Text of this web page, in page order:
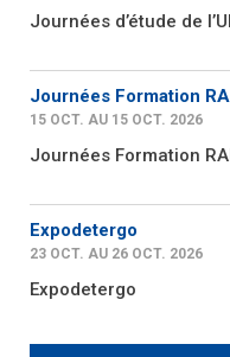
Journées d’étude de
Journées Formation
15 OCT. AU 15 OCT. 2026
Journées Formation
Expodetergo
23 OCT. AU 26 OCT. 2026
Expodetergo